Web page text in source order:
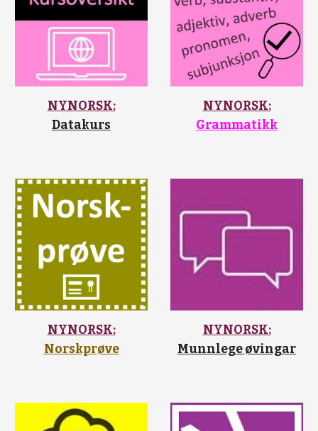
NYNORSK:
Datakurs
NYNORSK:
Grammatikk
NYNORSK:
Norskprøve
NYNORSK:
Munnlege øvingar